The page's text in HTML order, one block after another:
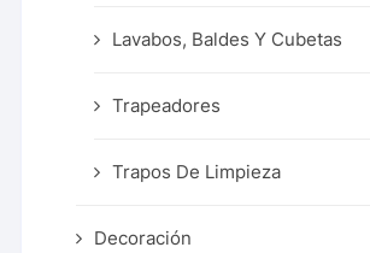
Lavabos, Baldes Y Cubetas
Trapeadores
Trapos De Limpieza
Decoración